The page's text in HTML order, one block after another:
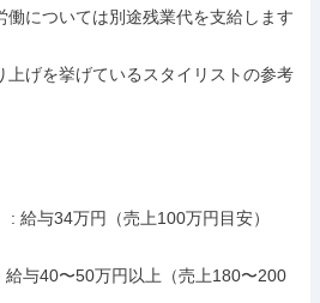
については別途残業代を支給します
げを挙げているスタイリストの参考
: 給与34万円（売上100万円目安）
給与40〜50万円以上（売上180〜200